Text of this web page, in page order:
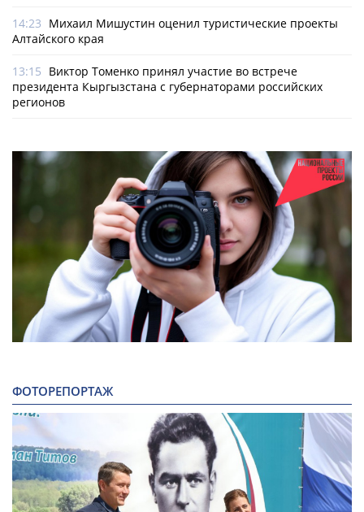
14:23 Михаил Мишустин оценил туристические проекты
Алтайского края
13:15 Виктор Томенко принял участие во встрече
президента Кыргызстана с губернаторами российских
регионов
ФОТОРЕПОРТАЖ